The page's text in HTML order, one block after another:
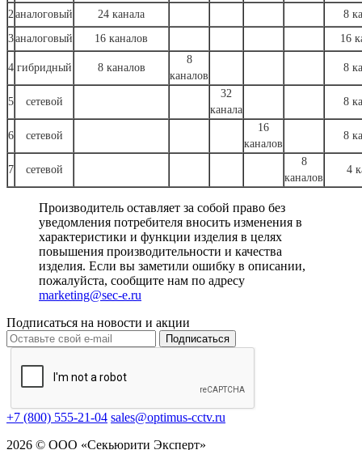
2аналоговый 24 канала
8
3аналоговый 16 каналов 16
4 гибридный 8 каналов
8
каналов
8
5 сетевой
32
канала
8
6 сетевой
16
каналов
8
7 сетевой
8
каналов
4
Производитель оставляет за собой право без
уведомления потребителя вносить изменения в
характеристики и функции изделия в целях
повышения производительности и качества
изделия. Если вы заметили ошибку в описании,
пожалуйста, сообщите нам по адресу
marketing@sec-e.ru
Подписаться на новости и акции
Подписаться
+7 (800) 555-21-04 sales@optimus-cctv.ru
2026 © ООО «Секьюрити Эксперт»